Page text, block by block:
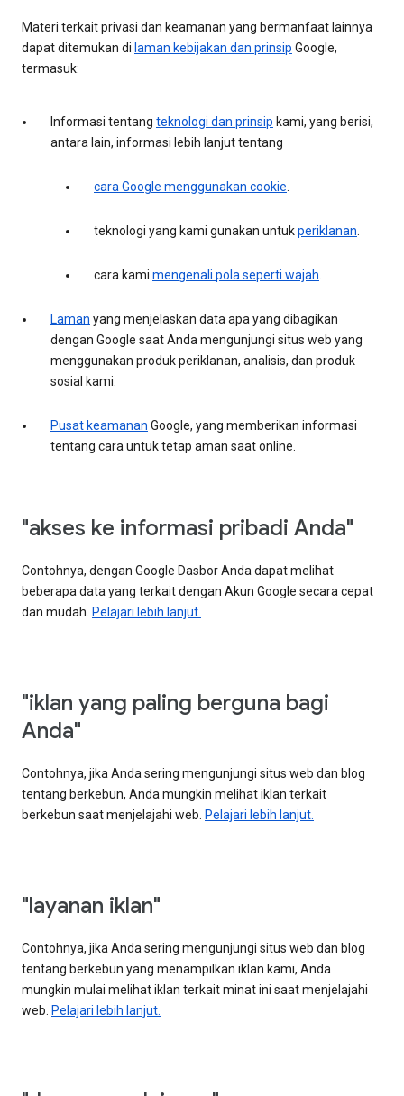
Materi terkait privasi dan keamanan yang bermanfaat lainnya
dapat ditemukan di laman kebijakan dan prinsip Google,
termasuk:
Informasi tentang teknologi dan prinsip kami, yang berisi,
antara lain, informasi lebih lanjut tentang
cara Google menggunakan cookie.
teknologi yang kami gunakan untukperiklanan.
cara kami mengenali pola seperti wajah.
Laman yang menjelaskan data apa yang dibagikan
dengan Google saat Anda mengunjungi situs web yang
menggunakan produk periklanan, analisis, dan produk
sosial kami.
Pusat keamanan Google, yang memberikan informasi
tentang cara untuk tetap aman saat online.
"akses ke informasi pribadi Anda"
Contohnya, dengan Google Dasbor Anda dapat melihat
beberapa data yang terkait dengan Akun Google secara cepat
dan mudah. Pelajari lebih lanjut.
"iklan yang paling berguna bagi
Anda"
Contohnya, jika Anda sering mengunjungi situs web dan blog
tentang berkebun, Anda mungkin melihat iklan terkait
berkebun saat menjelajahi web. Pelajari lebih lanjut.
"layanan iklan"
Contohnya, jika Anda sering mengunjungi situs web dan blog
tentang berkebun yang menampilkan iklan kami, Anda
mungkin mulai melihat iklan terkait minat ini saat menjelajahi
web. Pelajari lebih lanjut.